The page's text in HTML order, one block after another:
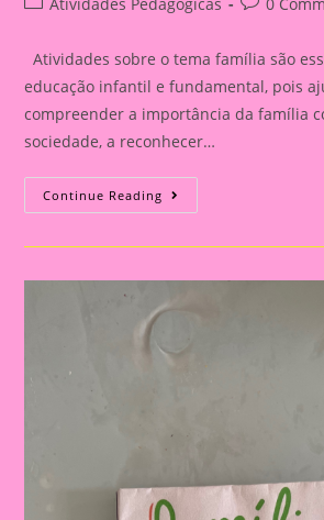
Atividades sobre o tema família são
educação infantil e fundamental, pois
compreender a importância da família
sociedade, a reconhecer…
Continue Reading Atividade
Com